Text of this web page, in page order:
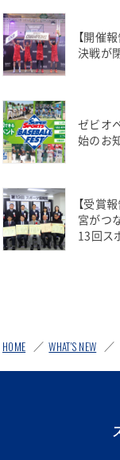
【開催
決戦が
ゼビオ
始のお
【受賞
宮がつ
13回ス
HOME WHAT'S NEW